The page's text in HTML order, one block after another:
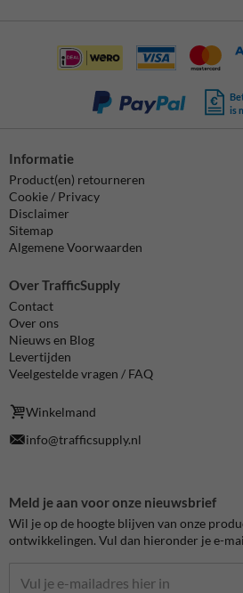
is
Informatie
Product(en) retourneren
Cookie / Privacy
Disclaimer
Sitemap
Algemene Voorwaarden
Over TrafficSupply
Contact
Over ons
Nieuws en Blog
Levertijden
Veelgestelde vragen / FAQ
Winkelmand
info@trafficsupply.nl
Meld je aan voor onze nieuwsbrief
Wil je op de hoogte blijven van onze
ontwikkelingen. Vul dan hieronder je e-